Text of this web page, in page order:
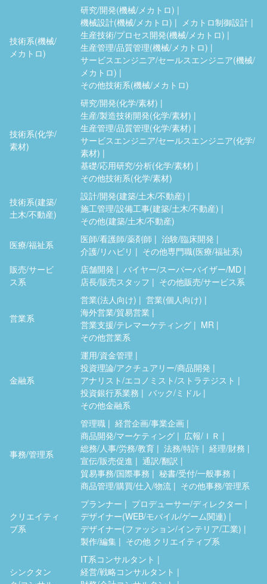
技術系(機械/
メカトロ)
研究/開発(機械/メカトロ)
機械設計(機械/メカトロ)
メカトロ制御設計
生産技術/プロセス開発(機械/メカトロ)
生産管理/品質管理(機械/メカトロ)
サービスエンジニア/セールスエンジニア(機械/
メカトロ)
その他技術系(機械/メカトロ)
技術系(化学/
素材)
研究/開発(化学/素材)
生産/製造技術開発(化学/素材)
生産管理/品質管理(化学/素材)
サービスエンジニア/セールスエンジニア(化学/
素材)
基礎/応用研究/分析(化学/素材)
その他技術系(化学/素材)
技術系(建築/
土木/不動産)
設計/開発(建築/土木/不動産)
施工管理/設備工事(建築/土木/不動産)
その他(建築/土木/不動産)
医療/福祉系
医師/看護師/薬剤師
治験/臨床開発
介護/リハビリ
その他専門職(医療/福祉系)
販売/サービ
ス系
店舗開発
バイヤー/スーパーバイザー/MD
店長/販売スタッフ
その他販売/サービス系
営業系
営業(法人向け)
営業(個人向け)
海外営業/貿易営業
営業支援/テレマーケティング
MR
その他営業系
金融系
運用/資金管理
投資理論/アクチュアリー/商品開発
アナリスト/エコノミスト/ストラテジスト
投資銀行系業務
バック/ミドル
その他金融系
事務/管理系
管理職
経営企画/事業企画
商品開発/マーケティング
広報/ＩＲ
総務/人事/労務/教育
法務/特許
経理/財務
宣伝/販売促進
通訳/翻訳
貿易事務/国際事務
秘書/受付/一般事務
商品管理/購買/仕入/物流
その他事務/管理系
クリエイティ
ブ系
プランナー
プロデューサー/ディレクター
デザイナー(WEB/モバイル/ゲーム関連)
デザイナー(ファッション/インテリア/工業)
製作/編集
その他 クリエイティブ系
シンクタン
IT系コンサルタント
経営/戦略コンサルタント